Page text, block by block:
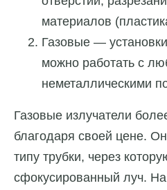
материалов
Газовые —
можно работать с
неметаллическими
Газовые излучатели
благодаря своей цене.
типу трубки, через
сфокусированный луч.